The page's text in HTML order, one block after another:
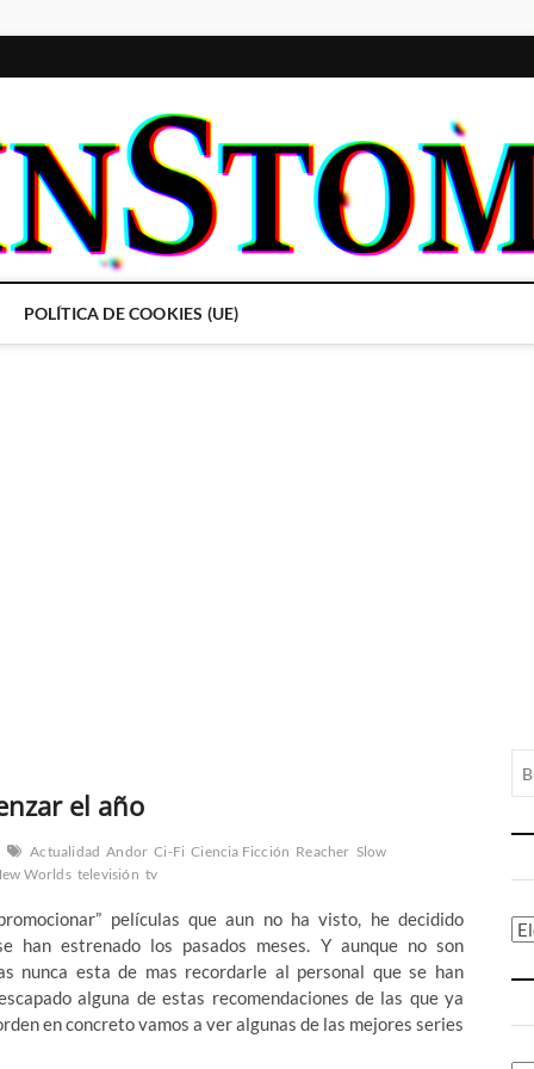
POLÍTICA DE COOKIES (UE)
el año
Actualidad Andor Ci-Fi Ciencia Ficción Reacher Slow
Worlds televisión tv
películas que aun no ha visto, he decidido
han estrenado los pasados meses. Y aunque no son
nunca esta de mas recordarle al personal que se han
alguna de estas recomendaciones de las que ya
en concreto vamos a ver algunas de las mejores series